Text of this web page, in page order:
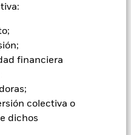
financiera
colectiva o
dichos
que, en opinión de la GI,
se resume en el Folleto
en la página de
en el sitio
tiene como objetivo excluir
los principios del Pacto
cubre los derechos
medioambiente y la lucha
mantener una
otros, de IFD y otros